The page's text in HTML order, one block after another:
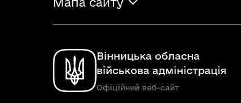
Вінницька обласна
військова адміністрація
Офіційний веб-сайт